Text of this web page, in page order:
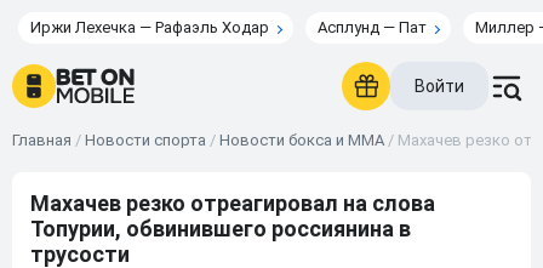
Иржи Лехечка — Рафаэль Ходар Асплунд — Пат Миллер
Войти
Главная / Новости спорта / Новости бокса и ММА / Махачев резко
Махачев резко отреагировал на слова
Топурии, обвинившего россиянина в
трусости